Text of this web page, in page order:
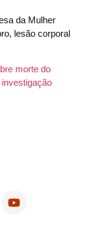
da Mulher
lesão corporal
morte do